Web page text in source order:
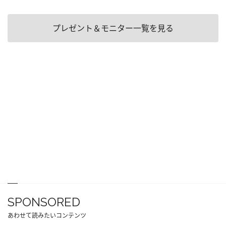
プレゼント＆モニター一覧を見る
SPONSORED
あわせて読みたいコンテンツ